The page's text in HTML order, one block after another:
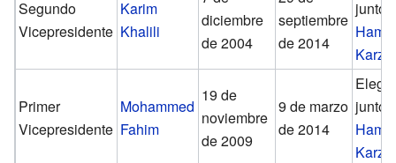
Segundo
Vicepresidente
Karim
Khalili
diciembre
de 2004
septiembre
de 2014
junto
Karzai
Primer
Vicepresidente
Mohammed
Fahim
19 de
noviembre
de 2009
9 de marzo
de 2014
junto
Karzai